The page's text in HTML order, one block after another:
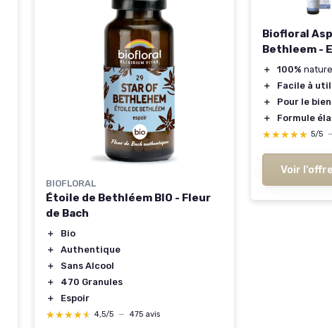
BIOFLORAL
Étoile de Bethléem BIO - Fleur
de Bach
＋
Bio
＋
Authentique
＋
Sans Alcool
＋
470 Granules
＋
Espoir
★★★★★
★★★★★ 4,5/5 — 475 avis
Biofloral
Bethleem -
＋ 100%
＋
Facile à
＋
Pour le
＋
Formule
★★★★★
★★★★★ 5/5
Voir l'offre